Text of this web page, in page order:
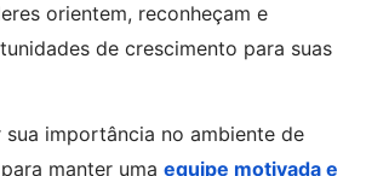
orientem, reconheçam e
de crescimento para suas
sua importância no ambiente de
manter uma equipe motivada e